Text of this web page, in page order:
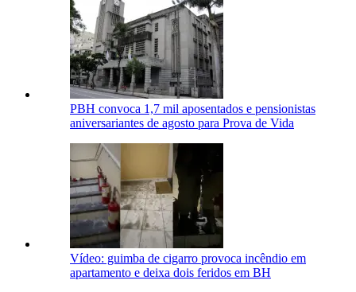
PBH convoca 1,7 mil aposentados e pensionistas
aniversariantes de agosto para Prova de Vida
Vídeo: guimba de cigarro provoca incêndio em
apartamento e deixa dois feridos em BH